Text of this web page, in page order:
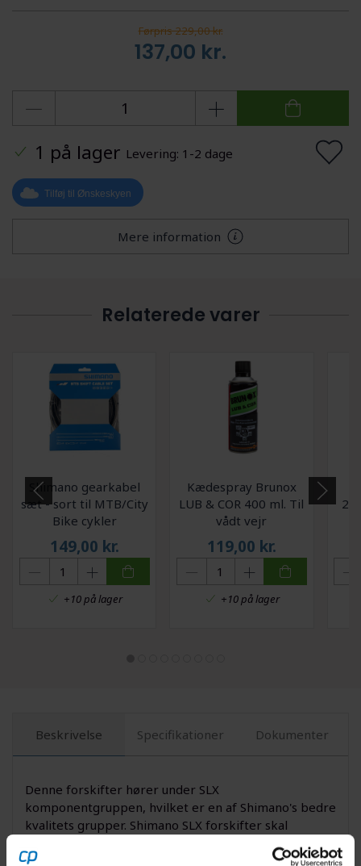
Førpris 229,00 kr.
137,00 kr.
1 på lager Levering: 1-2 dage
Tilføj til Ønskeskyen
Mere information
Relaterede varer
Shimano gearkabel
sæt - sort til MTB/City
Bike cykler
149,00 kr.
+10 på lager
Kædespray Brunox
LUB & COR 400 ml. Til
vådt vejr
119,00 kr.
+10 på lager
Beskrivelse Specifikationer Dokumenter
Denne forskifter hører under SLX
komponentgruppen, hvilket er en af Shimano's bedre
kvalitets grupper. Shimano SLX forskifter skal
monteres på cyklens krankboks. Der medfølger ikke
krankboks beslag med til selve forskifteren.